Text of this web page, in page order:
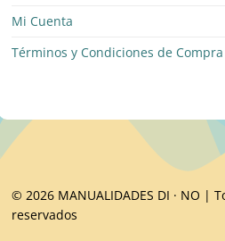
Mi Cuenta
Términos y Condiciones de Compra
© 2026 MANUALIDADES DI · NO |
reservados